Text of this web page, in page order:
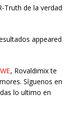
Truth de la verdad
appeared
, Rovaldimix te
Síguenos en
lo ultimo en